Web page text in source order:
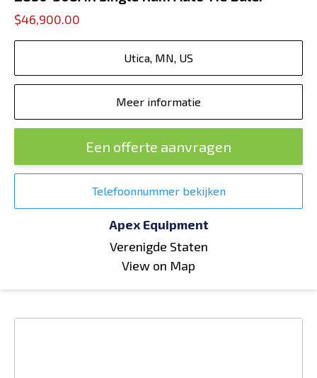
$46,900.00
Utica, MN, US
Meer informatie
Een offerte aanvragen
Telefoonnummer bekijken
Apex Equipment
Verenigde Staten
View on Map